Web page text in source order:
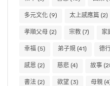
多元文化 (9) 太上感應篇 (2)
孝順父母 (2) 宗教 (7) 家
幸福 (5) 弟子規 (41) 德
感恩 (2) 慈悲 (4) 故事
書法 (2) 欲望 (3) 母親